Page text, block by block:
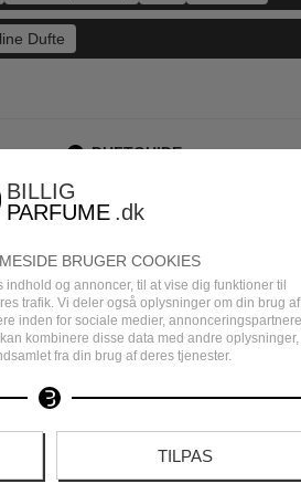
BRUGER COOKIES
og annoncer, til at vise dig funktioner til
trafik. Vi deler også oplysninger om din brug af
inden for sociale medier, annonceringspartnere
kombinere disse data med andre oplysninger,
fra din brug af deres tjenester.
TILPAS
Dufte
DUFTGUIDE